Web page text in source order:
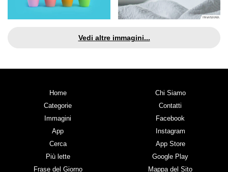
Vedi altre immagini...
Home
Categorie
Immagini
App
Cerca
Più lette
Frase del Giorno
Chi Siamo
Contatti
Facebook
Instagram
App Store
Google Play
Mappa del Sito